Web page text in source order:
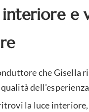
interiore e
che Gisella
la luce interiore,